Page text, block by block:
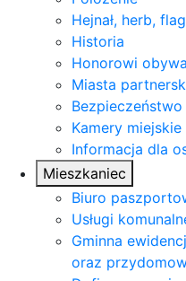
Hejnał, herb,
Historia
Honorowi
Miasta
Bezpieczeństwo
Kamery miejskie
Informacja dla
Mieszkaniec
Biuro
Usługi
Gminna
oraz